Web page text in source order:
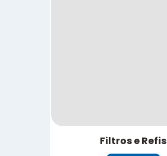
Filtros e Refis